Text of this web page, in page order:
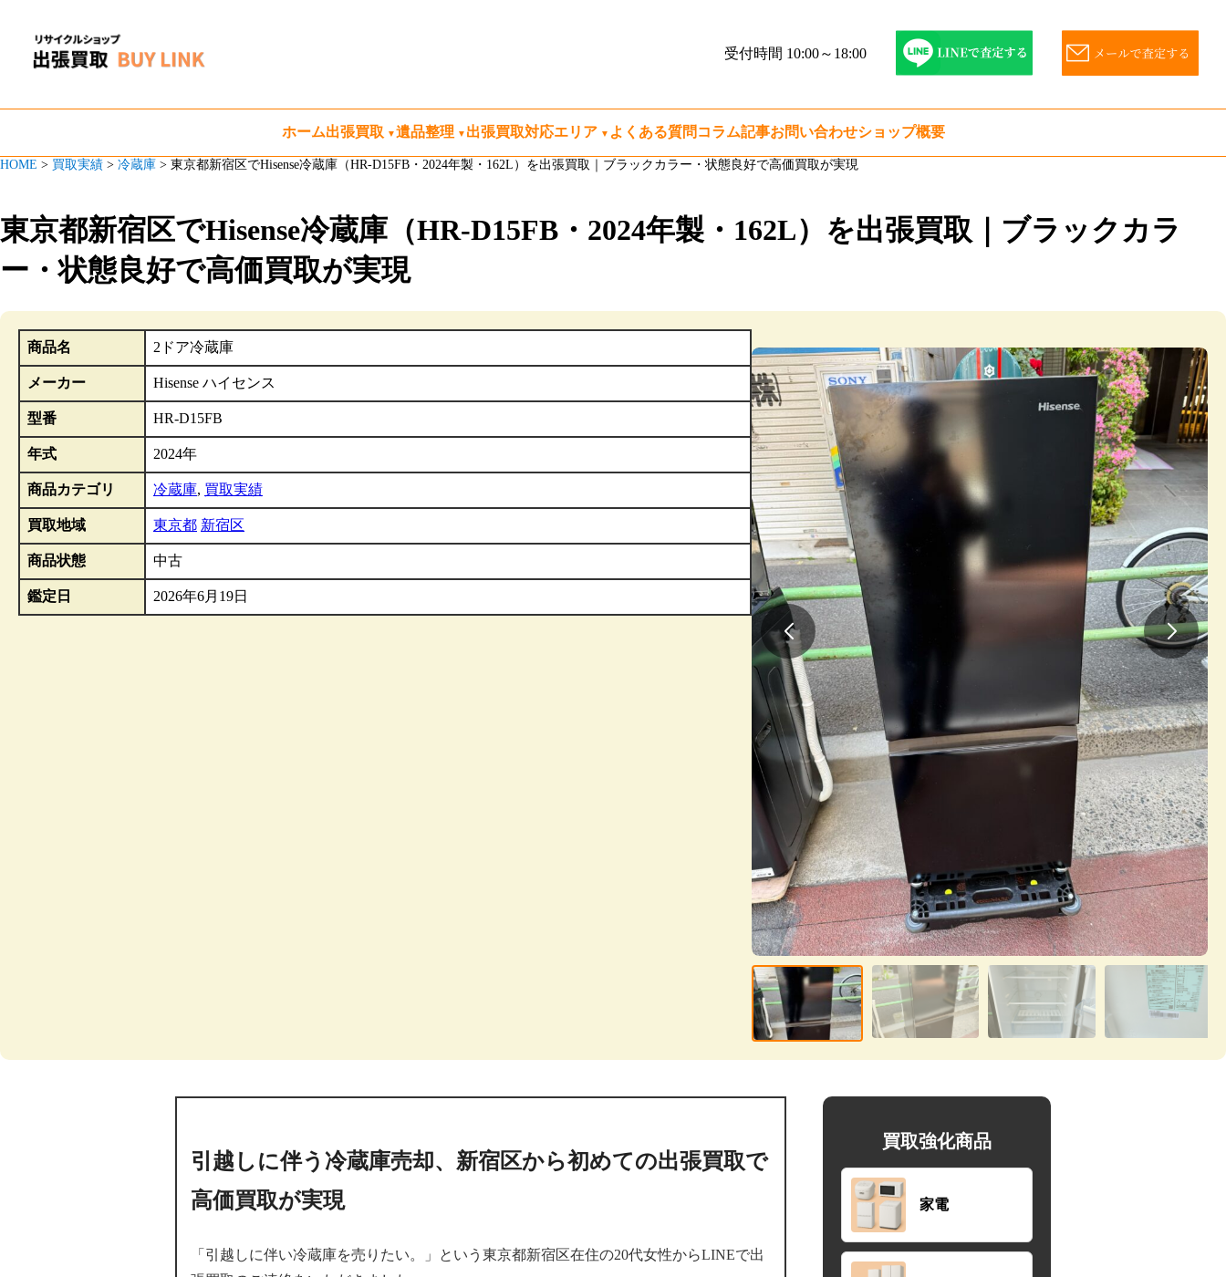
受付時間 10:00～18:00
ホーム出張買取 遺品整理 出張買取対応エリア よくある質問 コラム記事お問い合わせショップ概要
HOME > 買取実績 > 冷蔵庫 > 東京都新宿区でHisense冷蔵庫（HR-D15FB・2024年製・162L）を出張買取｜ブラックカラー・状態良好で高価買取が実現
東京都新宿区でHisense冷蔵庫（HR-D15FB・2024年製・162L）を出張買取｜ブラックカラ
ー・状態良好で高価買取が実現
商品名 2ドア冷蔵庫
メーカー Hisense ハイセンス
型番 HR-D15FB
年式 2024年
商品カテゴリ 冷蔵庫, 買取実績
買取地域 東京都 新宿区
商品状態 中古
鑑定日 2026年6月19日
引越しに伴う冷蔵庫売却、新宿区から初めての出張買取で
高価買取が実現
「引越しに伴い冷蔵庫を売りたい。」という東京都新宿区在住の20代女性からLINEで出
買取強化商品
家電